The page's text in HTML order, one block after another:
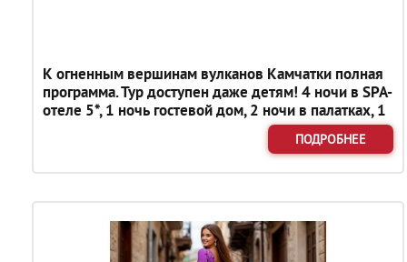
К огненным вершинам вулканов Камчатки полная
программа. Тур доступен даже детям! 4 ночи в SPA-
отеле 5*, 1 ночь гостевой дом, 2 ночи в палатках, 1
ПОДРОБНЕЕ